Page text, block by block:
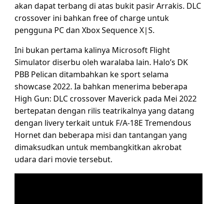
akan dapat terbang di atas bukit pasir Arrakis. DLC
crossover ini bahkan free of charge untuk
pengguna PC dan Xbox Sequence X|S.
Ini bukan pertama kalinya Microsoft Flight
Simulator diserbu oleh waralaba lain. Halo’s DK
PBB Pelican ditambahkan ke sport selama
showcase 2022. Ia bahkan menerima beberapa
High Gun: DLC crossover Maverick pada Mei 2022
bertepatan dengan rilis teatrikalnya yang datang
dengan livery terkait untuk F/A-18E Tremendous
Hornet dan beberapa misi dan tantangan yang
dimaksudkan untuk membangkitkan akrobat
udara dari movie tersebut.